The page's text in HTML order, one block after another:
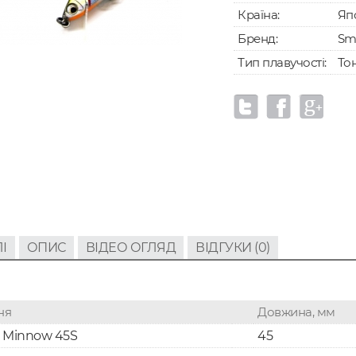
Країна:
Бренд:
Тип плавучості:
ОПИС ВІДЕО ОГЛЯД ВІДГУКИ (0)
Довжина, мм
45S
45